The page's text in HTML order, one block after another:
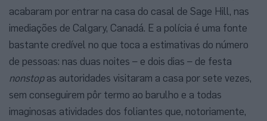
acabaram por entrar na casa do casal de Sage Hill, nas
imediações de Calgary, Canadá. E a polícia é uma fonte
bastante credível no que toca a estimativas do número
de pessoas: nas duas noites – e dois dias – de festa
nonstopas autoridades visitaram a casa por sete vezes,
sem conseguirem pôr termo ao barulho e a todas
imaginosas atividades dos foliantes que, notoriamente,